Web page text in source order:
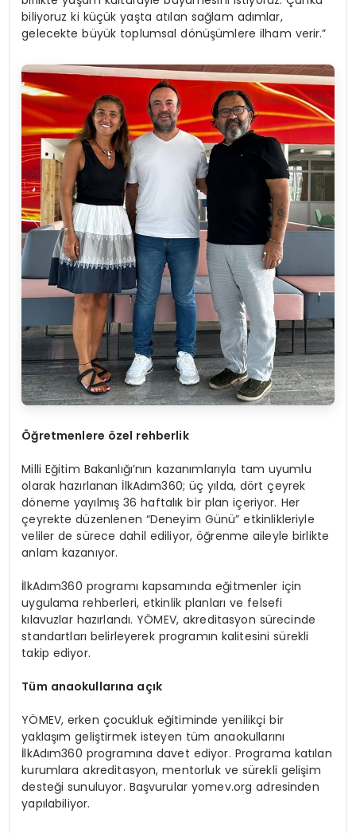
biliyoruz ki küçük yaşta atılan sağlam adımlar,
gelecekte büyük toplumsal dönüşümlere ilham verir.”
Öğretmenlere özel rehberlik
Milli Eğitim Bakanlığı’nın kazanımlarıyla tam uyumlu
olarak hazırlanan İlkAdım360; üç yılda, dört çeyrek
döneme yayılmış 36 haftalık bir plan içeriyor. Her
çeyrekte düzenlenen “Deneyim Günü” etkinlikleriyle
veliler de sürece dahil ediliyor, öğrenme aileyle birlikte
anlam kazanıyor.
İlkAdım360 programı kapsamında eğitmenler için
uygulama rehberleri, etkinlik planları ve felsefi
kılavuzlar hazırlandı. YÖMEV, akreditasyon sürecinde
standartları belirleyerek programın kalitesini sürekli
takip ediyor.
Tüm anaokullarına açık
YÖMEV, erken çocukluk eğitiminde yenilikçi bir
yaklaşım geliştirmek isteyen tüm anaokullarını
İlkAdım360 programına davet ediyor. Programa katılan
kurumlara akreditasyon, mentorluk ve sürekli gelişim
desteği sunuluyor. Başvurular yomev.org adresinden
yapılabiliyor.